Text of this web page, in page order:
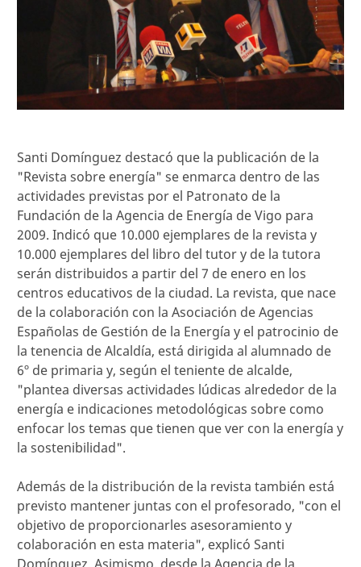
Santi Domínguez destacó que la publicación de la
"Revista sobre energía" se enmarca dentro de las
actividades previstas por el Patronato de la
Fundación de la Agencia de Energía de Vigo para
2009. Indicó que 10.000 ejemplares de la revista y
10.000 ejemplares del libro del tutor y de la tutora
serán distribuidos a partir del 7 de enero en los
centros educativos de la ciudad. La revista, que nace
de la colaboración con la Asociación de Agencias
Españolas de Gestión de la Energía y el patrocinio de
la tenencia de Alcaldía, está dirigida al alumnado de
6º de primaria y, según el teniente de alcalde,
"plantea diversas actividades lúdicas alrededor de la
energía e indicaciones metodológicas sobre como
enfocar los temas que tienen que ver con la energía y
la sostenibilidad".
Además de la distribución de la revista también está
previsto mantener juntas con el profesorado, "con el
objetivo de proporcionarles asesoramiento y
colaboración en esta materia", explicó Santi
Domínguez. Asimismo, desde la Agencia de la